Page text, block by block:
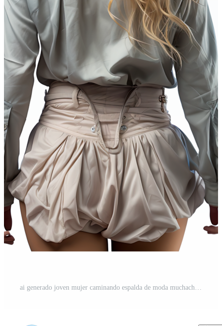
ai generado joven mujer caminando espalda de moda muchachas disfrutando casual paseo al aire libre PNG Gratis